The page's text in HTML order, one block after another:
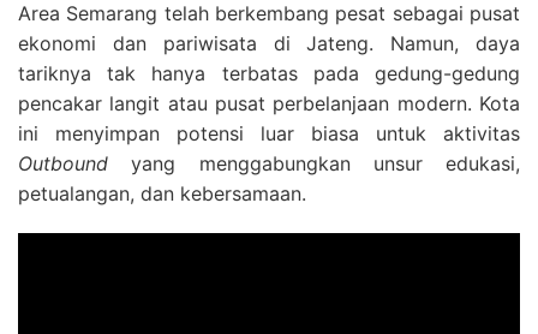
Area Semarang telah berkembang pesat sebagai pusat
ekonomi dan pariwisata di Jateng. Namun, daya
tariknya tak hanya terbatas pada gedung-gedung
pencakar langit atau pusat perbelanjaan modern. Kota
ini menyimpan potensi luar biasa untuk aktivitas
Outbound yang menggabungkan unsur edukasi,
petualangan, dan kebersamaan.